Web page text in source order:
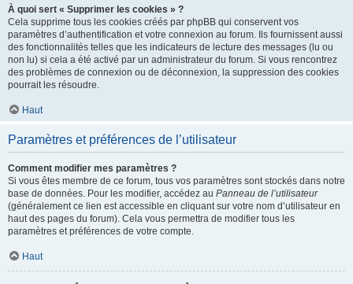
À quoi sert « Supprimer les cookies » ?
Cela supprime tous les cookies créés par phpBB qui conservent vos
paramètres d’authentification et votre connexion au forum. Ils fournissent aussi
des fonctionnalités telles que les indicateurs de lecture des messages (lu ou
non lu) si cela a été activé par un administrateur du forum. Si vous rencontrez
des problèmes de connexion ou de déconnexion, la suppression des cookies
pourrait les résoudre.
Haut
Paramètres et préférences de l’utilisateur
Comment modifier mes paramètres ?
Si vous êtes membre de ce forum, tous vos paramètres sont stockés dans notre
base de données. Pour les modifier, accédez au Panneau de l’utilisateur
(généralement ce lien est accessible en cliquant sur votre nom d’utilisateur en
haut des pages du forum). Cela vous permettra de modifier tous les
paramètres et préférences de votre compte.
Haut